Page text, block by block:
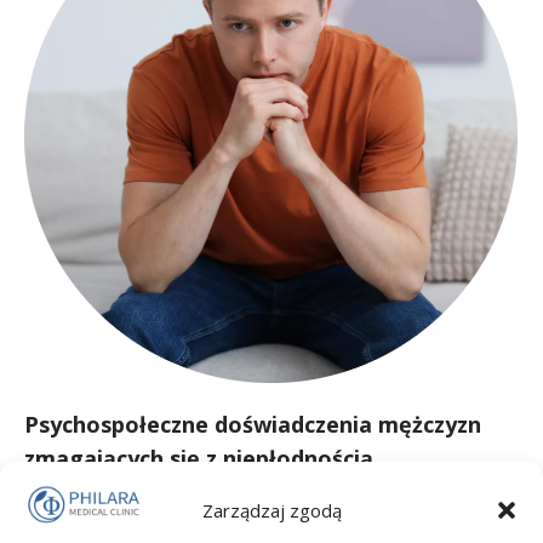
Zarządzaj zgodą
Psychospołeczne doświadczenia mężczyzn
zmagających się z niepłodnością
Bez kategorii Przez admin 2026-06-16